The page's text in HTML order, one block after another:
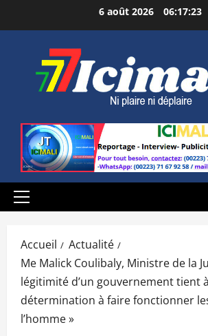
au
6 août 2026 06:17:24
Menu
Accueil
Actualité
Me Malick Coulibaly, Ministre de la
légitimité d’un gouvernement tient
détermination à faire fonctionner
l’homme »